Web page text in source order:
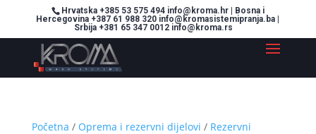
Hrvatska +385 53 575 494 info@kroma.hr | Bosna i
Hercegovina +387 61 988 320 info@kromasistemipranja.ba |
Srbija +381 65 347 0012 info@kroma.rs
Početna / Oprema i rezervni dijelovi / Rezervni